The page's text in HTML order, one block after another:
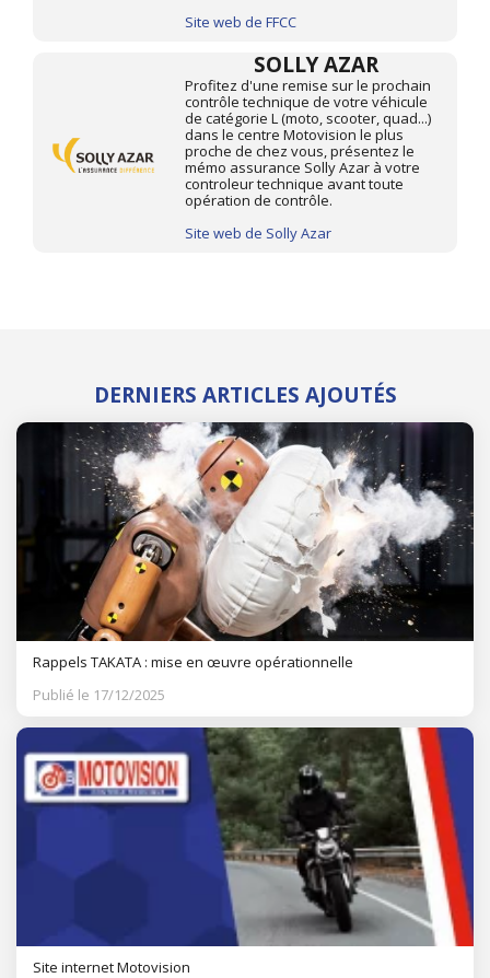
Site web de FFCC
SOLLY AZAR
Profitez d'une remise sur le prochain
contrôle technique de votre véhicule
de catégorie L (moto, scooter, quad...)
dans le centre Motovision le plus
proche de chez vous, présentez le
mémo assurance Solly Azar à votre
controleur technique avant toute
opération de contrôle.
Site web de Solly Azar
DERNIERS ARTICLES AJOUTÉS
Rappels TAKATA : mise en œuvre opérationnelle
Publié le 17/12/2025
Site internet Motovision